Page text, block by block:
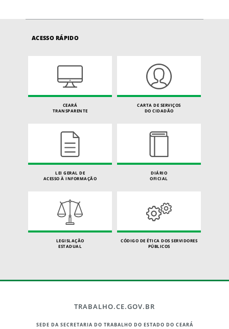
ACESSO RÁPIDO
CEARÁ
TRANSPARENTE
CARTA DE SERVIÇOS
DO CIDADÃO
LEI GERAL DE
ACESSO À INFORMAÇÃO
DIÁRIO
OFICIAL
LEGISLAÇÃO
ESTADUAL
CÓDIGO DE ÉTICA DOS SERVIDORES
PÚBLICOS
TRABALHO.CE.GOV.BR
SEDE DA SECRETARIA DO TRABALHO DO ESTADO DO CEARÁ